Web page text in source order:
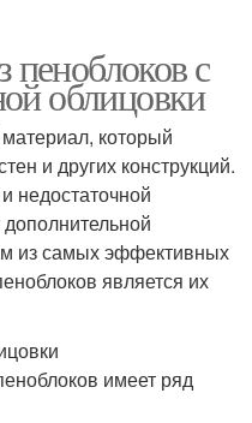
пеноблоков с
облицовки
который
и других конструкций.
недостаточной
из самых эффективных
является их
имеет ряд